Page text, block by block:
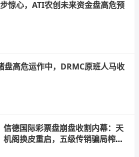
惊心，ATI农创未来资金盘高危预
盘高危运作中，DRMC原班人马收
信德国际彩票盘崩盘收割内幕：天
机阁换皮重启，五级传销骗局榨干